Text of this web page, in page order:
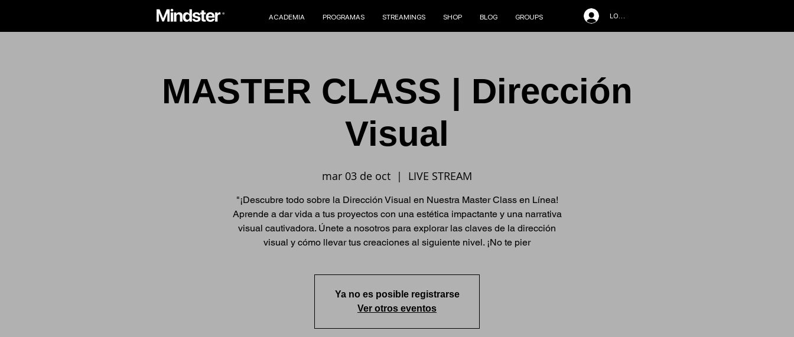
ACADEMIA PROGRAMAS STREAMINGS SHOP BLOG GROUPS LOG IN
MASTER CLASS | Dirección
Visual
mar 03 de oct
  |
LIVE STREAM
"¡Descubre todo sobre la Dirección Visual en Nuestra Master Class en Línea!
Aprende a dar vida a tus proyectos con una estética impactante y una narrativa
visual cautivadora. Únete a nosotros para explorar las claves de la dirección
visual y cómo llevar tus creaciones al siguiente nivel. ¡No te pier
Ya no es posible registrarse
Ver otros eventos